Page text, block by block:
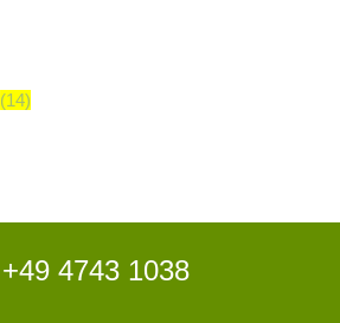
(14)
+49 4743 1038